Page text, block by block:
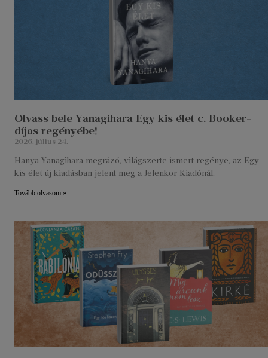
Olvass bele Yanagihara Egy kis élet c. Booker-
díjas regényébe!
2026. július 24.
Hanya Yanagihara megrázó, világszerte ismert regénye, az Egy
kis élet új kiadásban jelent meg a Jelenkor Kiadónál.
Tovább olvasom »